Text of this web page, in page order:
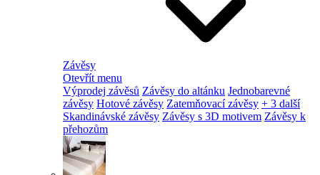
Závěsy
Otevřít menu
Výprodej závěsů Závěsy do altánku Jednobarevné
závěsy Hotové závěsy Zatemňovací závěsy + 3 další
Skandinávské závěsy Závěsy s 3D motivem Závěsy k
přehozům